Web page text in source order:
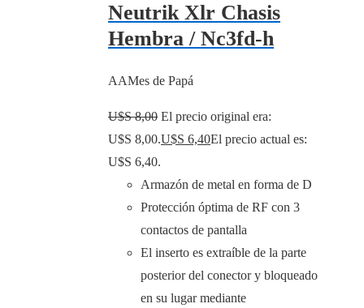
Neutrik Xlr Chasis
Hembra / Nc3fd-h
AAMes de Papá
U$S8,00 El precio original era:
U$S 8,00.U$S 6,40El precio actual es:
U$S 6,40.
Armazón de metal en forma de D
Protección óptima de RF con 3
contactos de pantalla
El inserto es extraíble de la parte
posterior del conector y bloqueado
en su lugar mediante